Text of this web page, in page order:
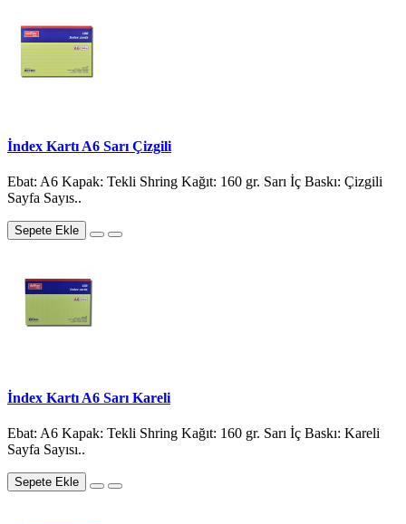
İndex Kartı A6 Sarı Çizgili
Ebat: A6 Kapak: Tekli Shring Kağıt: 160 gr. Sarı İç Baskı: Çizgili
Sayfa Sayıs..
Sepete Ekle
İndex Kartı A6 Sarı Kareli
Ebat: A6 Kapak: Tekli Shring Kağıt: 160 gr. Sarı İç Baskı: Kareli
Sayfa Sayısı..
Sepete Ekle